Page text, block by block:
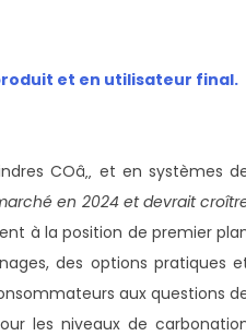
et en utilisateur final.
COâ‚‚ et en systèmes
en 2024 et devrait
à la position de premier
des options pratiques
aux questions
les niveaux de